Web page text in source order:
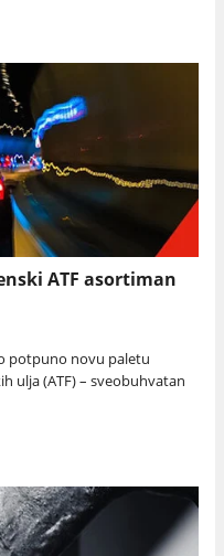
ATF asortiman
potpuno novu paletu
ulja (ATF) – sveobuhvatan